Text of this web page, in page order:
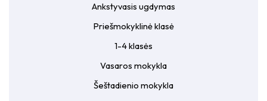
Ankstyvasis ugdymas
Priešmokyklinė klasė
1-4 klasės
Vasaros mokykla
Šeštadienio mokykla